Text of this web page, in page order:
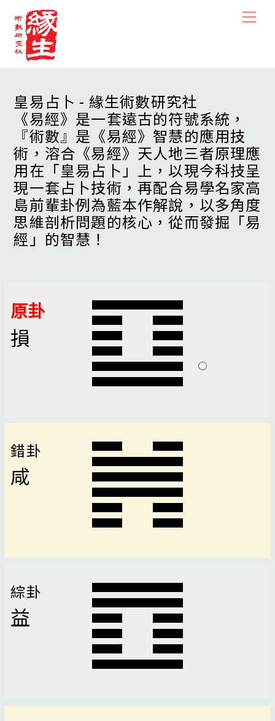
content
皇易占卜 - 緣生術數研究社
《易經》是一套遠古的符號系統，
『術數』是《易經》智慧的應用技
術，溶合《易經》天人地三者原理應
用在「皇易占卜」上，以現今科技呈
現一套占卜技術，再配合易學名家高
島前輩卦例為藍本作解說，以多角度
思維剖析問題的核心，從而發掘「易
經」的智慧！
原卦
損
錯卦
咸
綜卦
益